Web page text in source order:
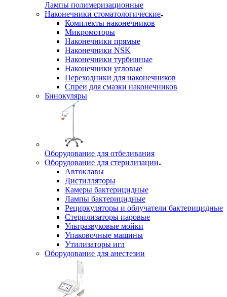
Лампы полимеризационные
Наконечники стоматологические
Комплекты наконечников
Микромоторы
Наконечники прямые
Наконечники NSK
Наконечники турбинные
Наконечники угловые
Переходники для наконечников
Спреи для смазки наконечников
Бинокуляры
Оборудование для отбеливания
Оборудование для стерилизации
Автоклавы
Дистилляторы
Камеры бактерицидные
Лампы бактерицидные
Рециркуляторы и облучатели бактерицидные
Стерилизаторы паровые
Ультразвуковые мойки
Упаковочные машины
Утилизаторы игл
Оборудование для анестезии